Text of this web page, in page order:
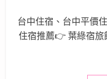
台中住宿、台中平價
住宿推薦👉 葉綠宿旅